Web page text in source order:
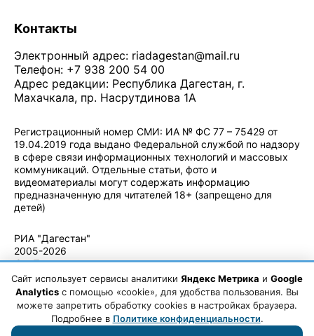
Контакты
Электронный адрес: riadagestan@mail.ru
Телефон: +7 938 200 54 00
Адрес редакции: Республика Дагестан, г.
Махачкала, пр. Насрутдинова 1А
Регистрационный номер СМИ: ИА № ФС 77 – 75429 от
19.04.2019 года выдано Федеральной службой по надзору
в сфере связи информационных технологий и массовых
коммуникаций. Отдельные статьи, фото и
видеоматериалы могут содержать информацию
предназначенную для читателей 18+ (запрещено для
детей)
РИА "Дагестан"
2005-2026
© - Правила
использования
материалов.
Авторские
Сайт использует сервисы аналитики Яндекс Метрика и Google
Analytics с помощью «cookie», для удобства пользования. Вы
можете запретить обработку cookies в настройках браузера.
Подробнее в Политике конфиденциальности.